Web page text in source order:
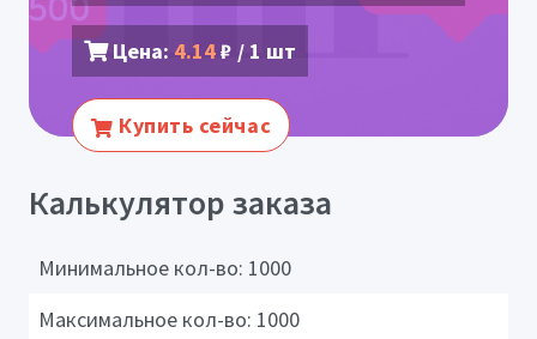
Цена: 4.14₽ / 1 шт
Купить сейчас
Калькулятор заказа
Минимальное кол-во: 1000
Максимальное кол-во: 1000